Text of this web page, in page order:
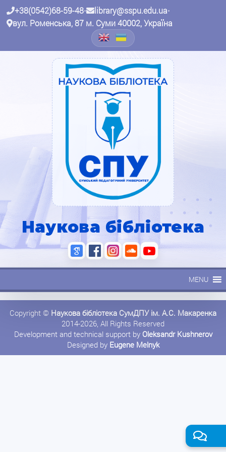
+38(0542)68-59-48• library@sspu.edu.ua•
вул. Роменська, 87 м. Суми 40002, Україна
Наукова бібліотека
MENU
Copyright © Наукова бібліотека СумДПУ ім. А.С. Макаренка
2014-2026, All Rights Reserved
Development and technical support by Oleksandr Kushnerov
Designed by Eugene Melnyk